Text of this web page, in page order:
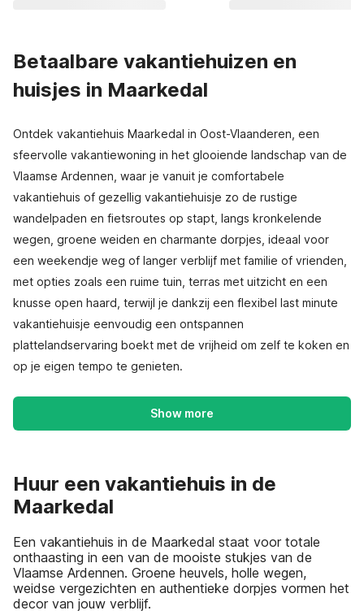
Betaalbare vakantiehuizen en
huisjes in Maarkedal
Ontdek vakantiehuis Maarkedal in Oost-Vlaanderen, een
sfeervolle vakantiewoning in het glooiende landschap van de
Vlaamse Ardennen, waar je vanuit je comfortabele
vakantiehuis of gezellig vakantiehuisje zo de rustige
wandelpaden en fietsroutes op stapt, langs kronkelende
wegen, groene weiden en charmante dorpjes, ideaal voor
een weekendje weg of langer verblijf met familie of vrienden,
met opties zoals een ruime tuin, terras met uitzicht en een
knusse open haard, terwijl je dankzij een flexibel last minute
vakantiehuisje eenvoudig een ontspannen
plattelandservaring boekt met de vrijheid om zelf te koken en
op je eigen tempo te genieten.
Show more
Huur een vakantiehuis in de
Maarkedal
Een vakantiehuis in de Maarkedal staat voor totale
onthaasting in een van de mooiste stukjes van de
Vlaamse Ardennen. Groene heuvels, holle wegen,
weidse vergezichten en authentieke dorpjes vormen het
decor van jouw verblijf.